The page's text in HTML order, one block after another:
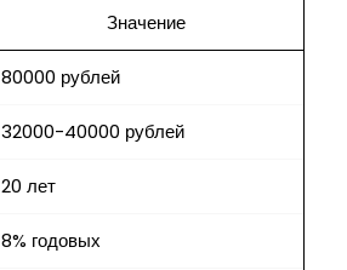
Значение
80000 рублей
32000-40000 рублей
20 лет
8% годовых